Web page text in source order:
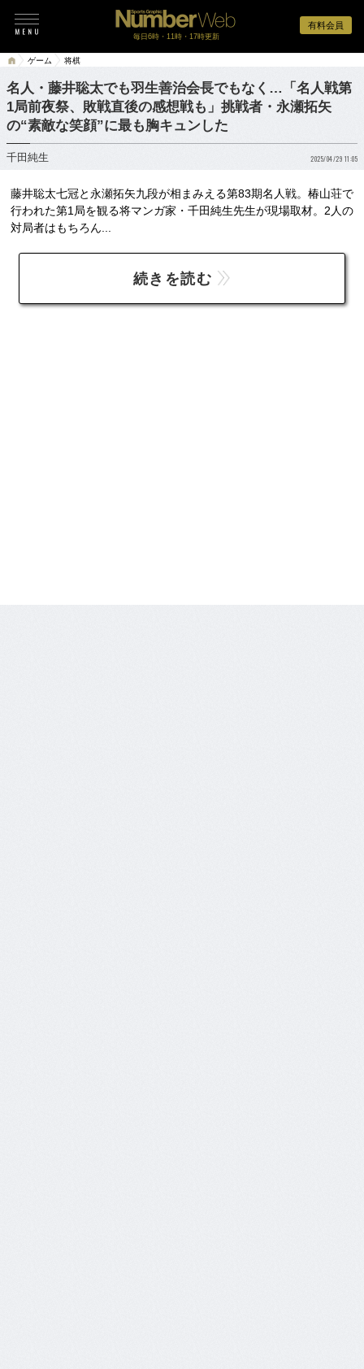
有料会員
毎日6時・11時・17時更新
ゲーム 将棋
名人・藤井聡太でも羽生善治会長でもなく…「名人戦第
1局前夜祭、敗戦直後の感想戦も」挑戦者・永瀬拓矢
の“素敵な笑顔”に最も胸キュンした
千田純生 2025/04/29 11:05
藤井聡太七冠と永瀬拓矢九段が相まみえる第83期名人戦。椿山荘で
行われた第1局を観る将マンガ家・千田純生先生が現場取材。2人の
対局者はもちろん...
続きを読む